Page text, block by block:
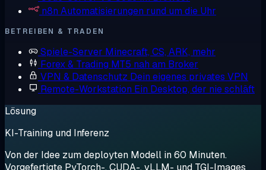
n8n Automatisierungen rund um die Uhr
BETREIBEN & TRADEN
Spiele-Server Minecraft, CS, ARK, mehr
Forex & Trading MT5 nah am Broker
VPN & Datenschutz Dein eigenes privates VPN
Remote-Workstation Ein Desktop, der nie schläft
Lösung
KI-Training und Inferenz
Von der Idee zum deployten Modell in 60 Minuten.
Vorgefertigte PyTorch-, CUDA-, vLLM- und TGI-Images